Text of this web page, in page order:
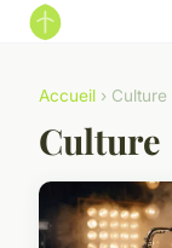
Accueil › Culture
Culture